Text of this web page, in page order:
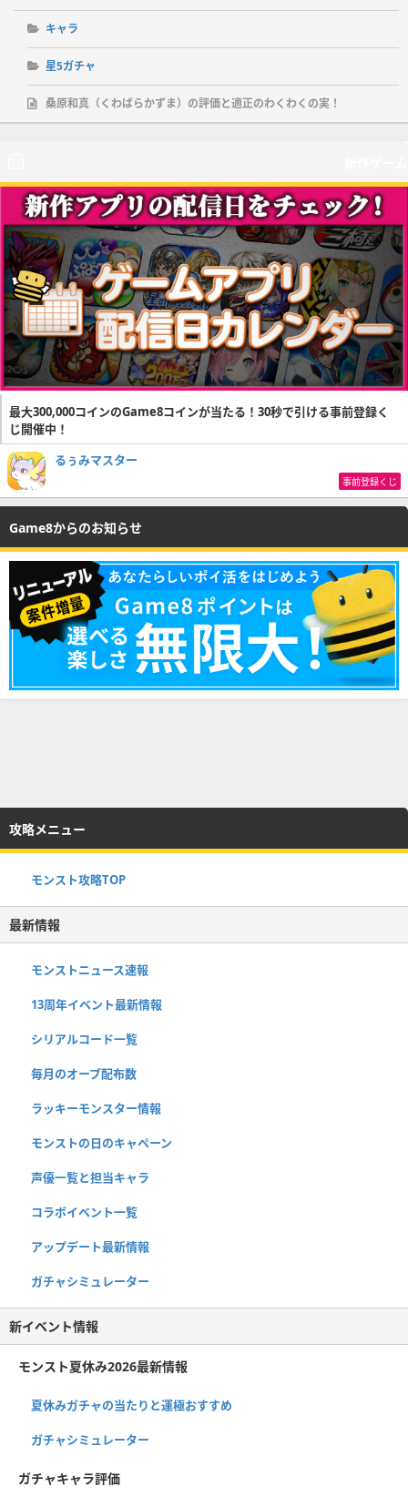
キャラ
星5ガチャ
桑原和真（くわばらかずま）の評価と適正のわくわくの実！
最大300,000コインのGame8コインが当たる！30秒で引ける事前登録く
じ開催中！
るぅみマスター
事前登録くじ
Game8からのお知らせ
攻略メニュー
モンスト攻略TOP
最新情報
モンストニュース速報
13周年イベント最新情報
シリアルコード一覧
毎月のオーブ配布数
ラッキーモンスター情報
モンストの日のキャペーン
声優一覧と担当キャラ
コラボイベント一覧
アップデート最新情報
ガチャシミュレーター
新イベント情報
モンスト夏休み2026最新情報
夏休みガチャの当たりと運極おすすめ
ガチャシミュレーター
ガチャキャラ評価